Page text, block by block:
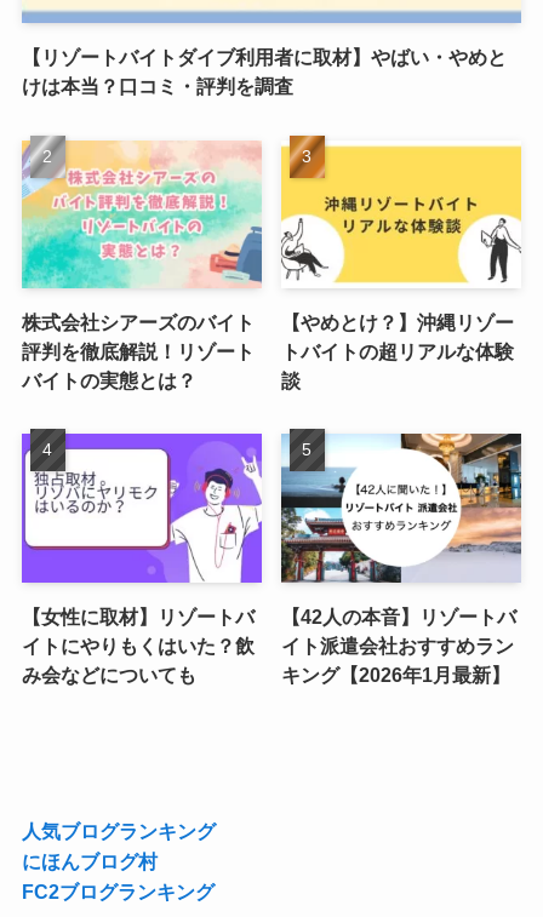
【リゾートバイトダイブ利用者に取材】やばい・やめと
けは本当？口コミ・評判を調査
株式会社シアーズのバイト
評判を徹底解説！リゾート
バイトの実態とは？
【やめとけ？】沖縄リゾー
トバイトの超リアルな体験
談
【女性に取材】リゾートバ
イトにやりもくはいた？飲
み会などについても
【42人の本音】リゾートバ
イト派遣会社おすすめラン
キング【2026年1月最新】
人気ブログランキング
にほんブログ村
FC2ブログランキング